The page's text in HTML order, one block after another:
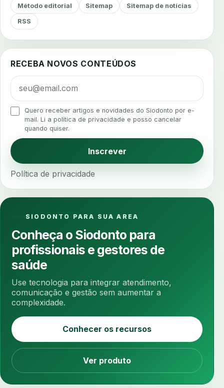
agendamento agendamento digital
agendamento inteligente
algometria alinhadores alta digital
alta rotacao
analgesia analgesia digital analise 3d
analise elementos finitos analise facial
analise funcional
anamnese digital
anamnese estruturada anamnese nutricional
ancoragem anestesia
ansiedade odontologica antes e depois
antibiotico antibioticos
apertamento diurno apinhamento dentario
apneia apneia do sono
arcos personalizados
armazenamento materiais arquivamento exames
Método editorial Sitemap Sitemap de notícias
RSS
RECEBA NOVOS CONTEÚDOS
Quero receber artigos e novidades do Siodonto por e-
mail. Li a política de privacidade e posso cancelar
quando quiser.
Inscrever
Política de privacidade
SIODONTO PARA SUA AREA
Conheça o Siodonto para
profissionais e gestores de
saúde
Use tecnologia para integrar atendimento,
comunicação e gestão sem aumentar a
complexidade.
Conhecer os recursos
Ver produto